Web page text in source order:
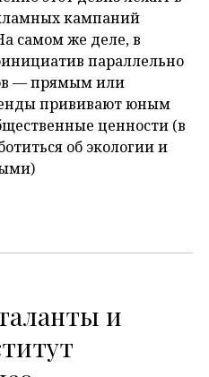
кампаний
самом же деле, в
параллельно
— прямым или
прививают юным
ценности (в
об экологии и
и